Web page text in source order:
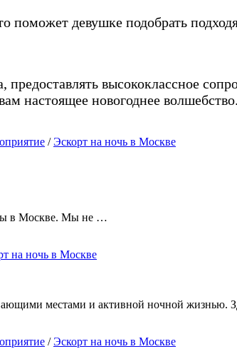
поможет девушке подобрать
высококлассное
настоящее новогоднее волшебство.
/Эскорт на ночь в Москве
в Москве. Мы не …
на ночь в Москве
местами и активной ночной жизнью.
/Эскорт на ночь в Москве